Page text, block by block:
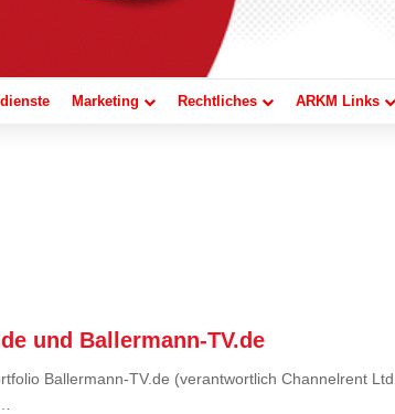
Marketing Rechtliches ARKM Links
und Ballermann-TV.de
Ballermann-TV.de (verantwortlich Channelrent Ltd.,